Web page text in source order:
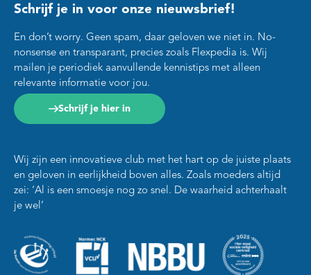
Schrijf je in voor onze nieuwsbrief!
En don’t worry. Geen spam, daar geloven we niet in. No-
nonsense en transparant, precies zoals Flexpedia is. Wij
mailen je periodiek aanvullende kennistips met alleen
relevante informatie voor jou.
Schrijf je hier in
Wij zijn een innovatieve club met het hart op de juiste plaats
en geloven in eerlijkheid boven alles. Zoals moeders altijd
zei: ‘Al is een smoesje nog zo snel. De waarheid achterhaalt
je wel’